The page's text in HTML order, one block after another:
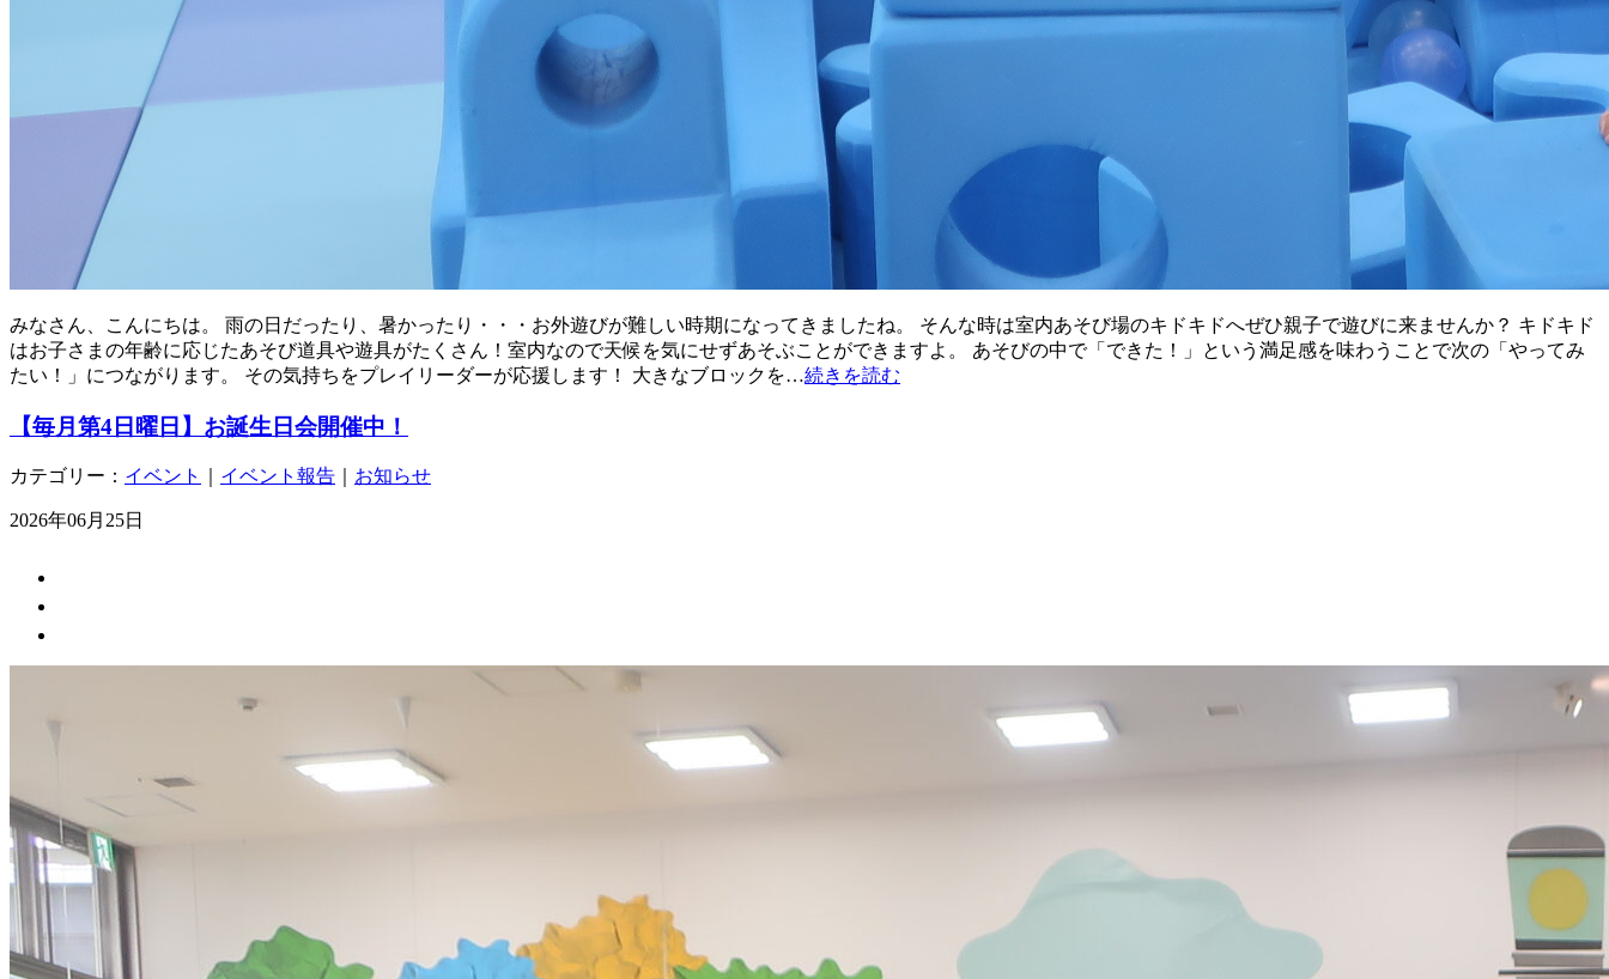
みなさん、こんにちは。 雨の日だったり、暑かったり・・・お外遊びが難しい時期になってきましたね。 そんな時は室内あそび場のキドキドへぜひ親子で遊びに来ませんか？ キドキド
はお子さまの年齢に応じたあそび道具や遊具がたくさん！室内なので天候を気にせずあそぶことができますよ。 あそびの中で「できた！」という満足感を味わうことで次の「やってみ
たい！」につながります。 その気持ちをプレイリーダーが応援します！ 大きなブロックを…続きを読む
【毎月第4日曜日】お誕生日会開催中！
カテゴリー： イベント イベント報告 お知らせ
2026年06月25日